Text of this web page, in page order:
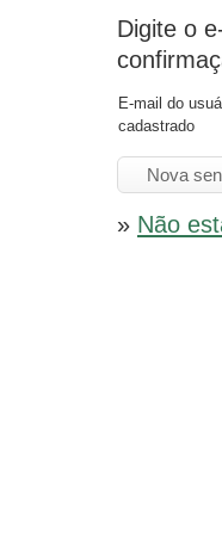
Digite o
E-mail do
cadastrado
» Não